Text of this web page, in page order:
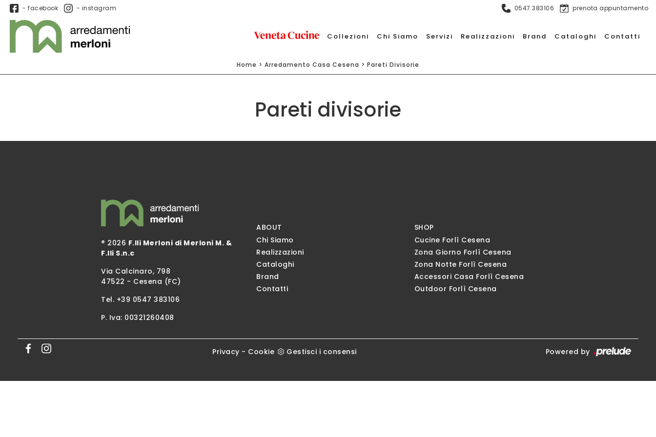
- facebook - instagram 0547 383106 prenota appuntamento
Collezioni Chi Siamo Servizi Realizzazioni Brand Cataloghi Contatti
Home > Arredamento Casa Cesena > Pareti Divisorie
Pareti divisorie
® 2026 F.lli Merloni di Merloni M. &
F.lli S.n.c
Via Calcinaro, 798
47522 - Cesena (FC)
Tel. +39 0547 383106
P. Iva: 00321260408
ABOUT
Chi Siamo
Realizzazioni
Cataloghi
Brand
Contatti
SHOP
Cucine Forlì Cesena
Zona Giorno Forlì Cesena
Zona Notte Forlì Cesena
Accessori Casa Forlì Cesena
Outdoor Forlì Cesena
Privacy - Cookie Gestisci i consensi Powered by